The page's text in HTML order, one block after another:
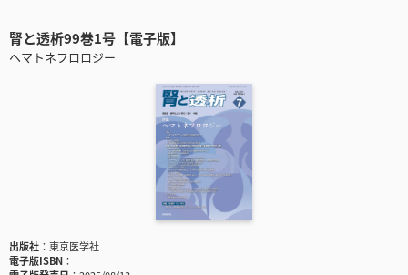
腎と透析99巻1号【電子版】
ヘマトネフロロジー
出版社
東京医学社
電子版ISBN